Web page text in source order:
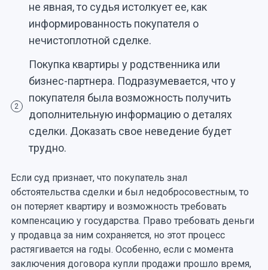
не явная, то судья истолкует ее, как
информированность покупателя о
нечистоплотной сделке.
2
Покупка квартиры у родственника или
бизнес-партнера. Подразумевается, что у
покупателя была возможность получить
дополнительную информацию о деталях
сделки. Доказать свое неведение будет
трудно.
Если суд признает, что покупатель знал
обстоятельства сделки и был недобросовестным, то
он потеряет квартиру и возможность требовать
компенсацию у государства. Право требовать деньги
у продавца за ним сохраняется, но этот процесс
растягивается на годы. Особенно, если с момента
заключения договора купли продажи прошло время,